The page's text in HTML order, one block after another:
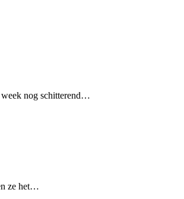
week nog schitterend…
ze het…